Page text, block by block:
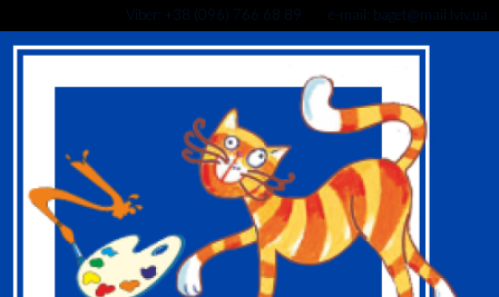
Viber: +38 (096) 766 68 89 e-mail: baget@mail.lviv.ua